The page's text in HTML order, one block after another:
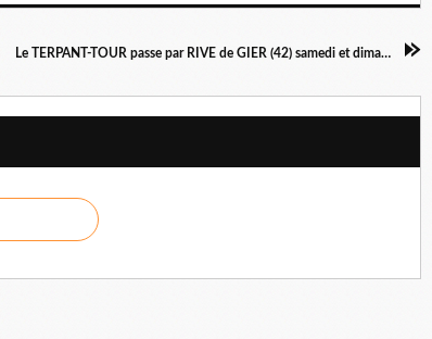
Le TERPANT-TOUR passe par RIVE de GIER (42) samedi et dimanche 4 et 5 décembre